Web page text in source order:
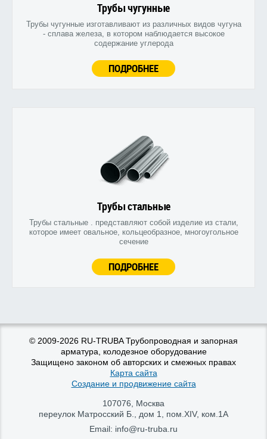
Трубы чугунные
Трубы чугунные изготавливают из различных видов чугуна
- сплава железа, в котором наблюдается высокое
содержание углерода
ПОДРОБНЕЕ
Трубы стальные
Трубы стальные . представляют собой изделие из стали,
которое имеет овальное, кольцеобразное, многоугольное
сечение
ПОДРОБНЕЕ
© 2009-2026 RU-TRUBA Трубопроводная и запорная
арматура, колодезное оборудование
Защищено законом об авторских и смежных правах
Карта сайта
Создание и продвижение сайта
107076
Москва
переулок Матросский Б., дом 1, пом.XIV, ком.1А
Email: info@ru-truba.ru